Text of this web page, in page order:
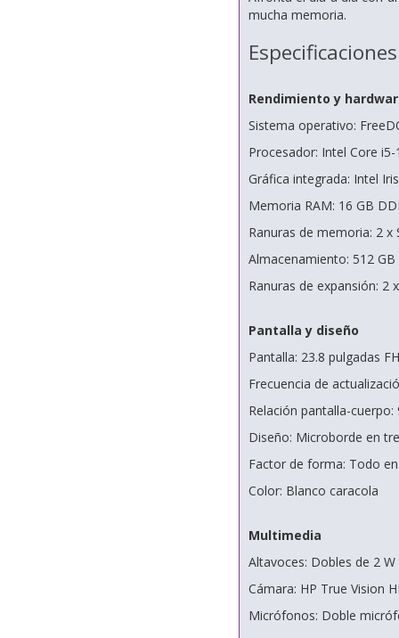
mucha memoria.
Especificaciones
Rendimiento y
Sistema operativo:
Procesador: Intel Core
Gráfica integrada: Intel
Memoria RAM: 16 GB
Ranuras de memoria: 2 x
Almacenamiento: 512 GB
Ranuras de expansión: 2
Pantalla y diseño
Pantalla: 23.8 pulgadas
Frecuencia de
Relación pantalla-cuerpo:
Diseño: Microborde en
Factor de forma: Todo
Color: Blanco caracola
Multimedia
Altavoces: Dobles de 2 W
Cámara: HP True Vision
Micrófonos: Doble